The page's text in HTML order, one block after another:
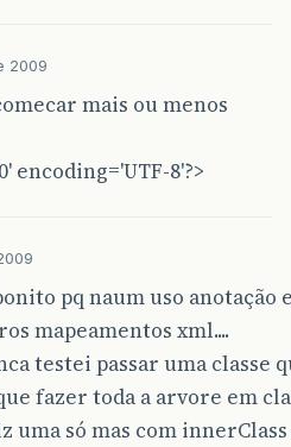
2009
mais ou menos
encoding='UTF-8'?>
pq naum uso
mapeamentos xml....
testei passar uma classe
fazer toda a arvore em
uma só mas com